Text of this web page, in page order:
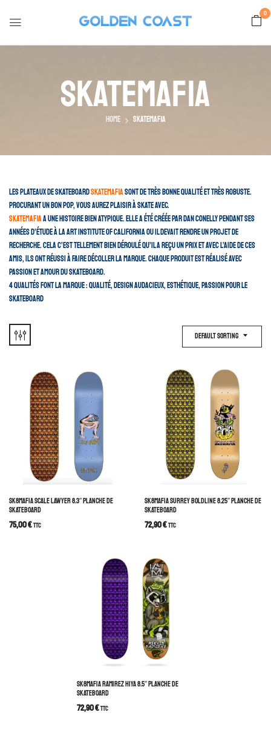
0
Skatemafia
Home Skatemafia
Les plateaux de skateboardSkatemafiasont de très bonne qualité et très robuste.
Procurant un bon pop, vous aurez plaisir à skate avec.
Skatemafiaa une histoire bien atypique. Elle a été créée par Dan Conelly pendant ses
années d’étude à la Art Institute of California ou il devait rendre un projet de
recherche. Cela c’est tellement bien déroulé qu’il a reçu un prix et avec l’aide de ces
amis, ils ont réussi à faire décoller la marque. Chaque produit est réalisé avec
passion et amour du skateboard.
4 qualités font la marque : qualité, design audacieux, esthétique, passion pour le
skateboard
Default Sorting
SK8MAFIA SCALE LAWYER 8.3″ PLANCHE DE
SKATEBOARD
75,00€TTC
SK8MAFIA SURREY BOLDLINE 8.25″ PLANCHE DE
SKATEBOARD
72,90€TTC
SK8MAFIA RAMIREZ HIYA 8.5″ PLANCHE DE
SKATEBOARD
72,90€TTC